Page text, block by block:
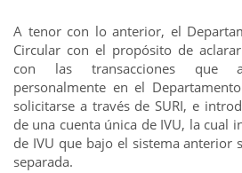
A tenor con lo anterior, el
Circular con el propósito de
con las transacciones que
personalmente en el
solicitarse a través de SURI, e
de una cuenta única de IVU, la cual
de IVU que bajo el sistema anterior
separada.